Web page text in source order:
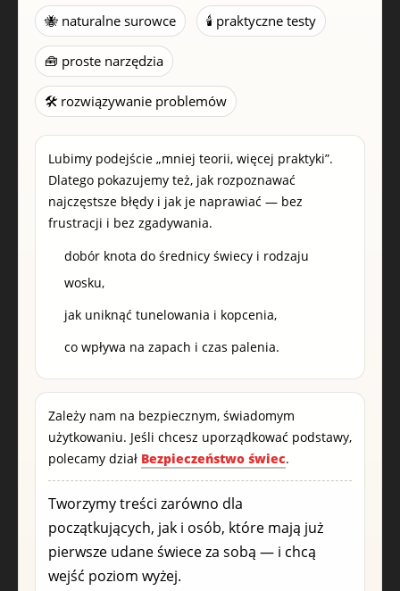
🐝 naturalne surowce 🕯️ praktyczne testy
🧰 proste narzędzia
🛠️ rozwiązywanie problemów
Lubimy podejście „mniej teorii, więcej praktyki”.
Dlatego pokazujemy też, jak rozpoznawać
najczęstsze błędy i jak je naprawiać — bez
frustracji i bez zgadywania.
dobór knota do średnicy świecy i rodzaju
wosku,
jak uniknąć tunelowania i kopcenia,
co wpływa na zapach i czas palenia.
Zależy nam na bezpiecznym, świadomym
użytkowaniu. Jeśli chcesz uporządkować podstawy,
polecamy dział Bezpieczeństwo świec.
Tworzymy treści zarówno dla
początkujących, jak i osób, które mają już
pierwsze udane świece za sobą — i chcą
wejść poziom wyżej.